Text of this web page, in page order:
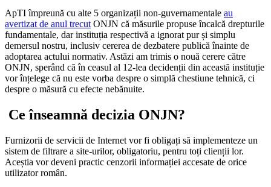
ApTI împreună cu alte 5 organizații non-guvernamentale au
avertizat de anul trecut ONJN că măsurile propuse încalcă drepturile
fundamentale, dar instituția respectivă a ignorat pur și simplu
demersul nostru, inclusiv cererea de dezbatere publică înainte de
adoptarea actului normativ. Astăzi am trimis o nouă cerere către
ONJN, sperând că în ceasul al 12-lea decidenții din această instituție
vor înțelege că nu este vorba despre o simplă chestiune tehnică, ci
despre o măsură cu efecte nebănuite.
Ce înseamnă decizia ONJN?
Furnizorii de servicii de Internet vor fi obligați să implementeze un
sistem de filtrare a site-urilor, obligatoriu, pentru toți clienții lor.
Aceștia vor deveni practic cenzorii informației accesate de orice
utilizator român.